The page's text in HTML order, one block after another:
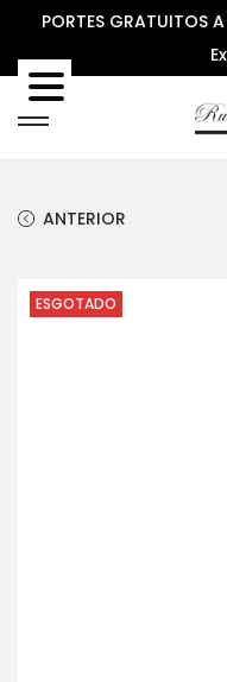
PORTES
ANTERIOR
ESGOTADO